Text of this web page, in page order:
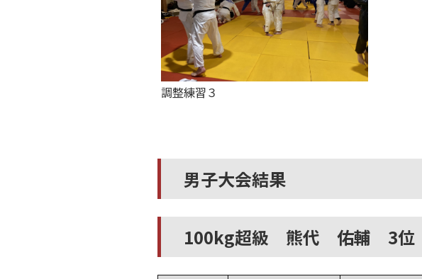
調整練習３
男子大会結果
100kg超級 熊代 佑輔 3位